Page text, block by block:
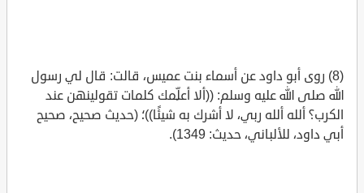
(8) روى أبو داود عن أسماء بنت عميس، قالت: قال لي رسول
الله صلى الله عليه وسلم: ((ألا أعلِّمك كلمات تقولينهن عند
الكرب؟ ألله ألله ربي، لا أشرك به شيئًا))؛ (حديث صحيح، صحيح
أبي داود، للألباني، حديث: 1349).